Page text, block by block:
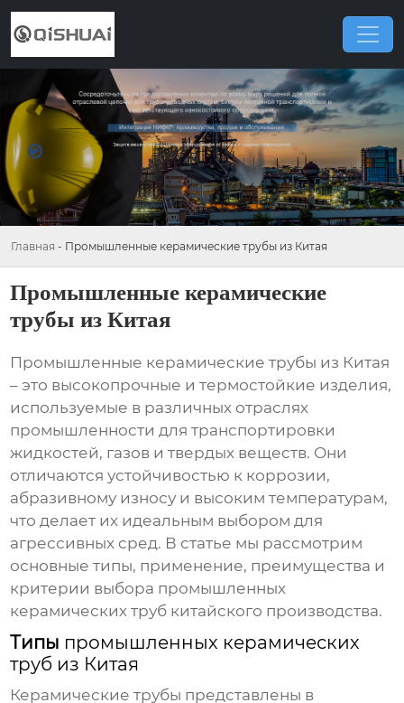
Главная - Промышленные керамические трубы из Китая
Промышленные керамические
трубы из Китая
Промышленные керамические трубы из Китая
– это высокопрочные и термостойкие изделия,
используемые в различных отраслях
промышленности для транспортировки
жидкостей, газов и твердых веществ. Они
отличаются устойчивостью к коррозии,
абразивному износу и высоким температурам,
что делает их идеальным выбором для
агрессивных сред. В статье мы рассмотрим
основные типы, применение, преимущества и
критерии выбора промышленных
керамических труб китайского производства.
Типы промышленных керамических
труб из Китая
Керамические трубы представлены в